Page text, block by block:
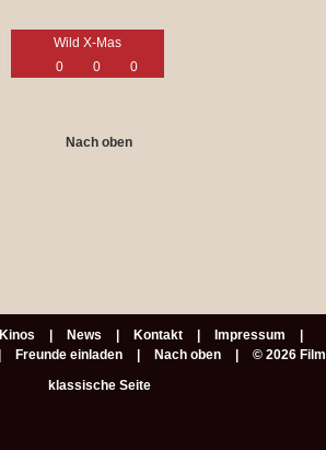
Wild X-Mas
0
0 0
Nach oben
Kinos News Kontakt
Impressum
Freunde einladen Nach oben
© 2026
klassische Seite